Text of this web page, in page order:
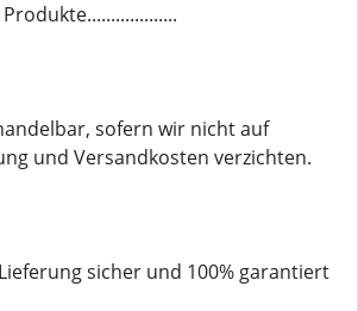
sofern wir nicht auf
und Versandkosten verzichten.
sicher und 100% garantiert